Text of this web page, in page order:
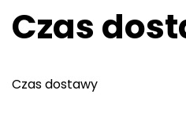
Czas
Czas dostawy